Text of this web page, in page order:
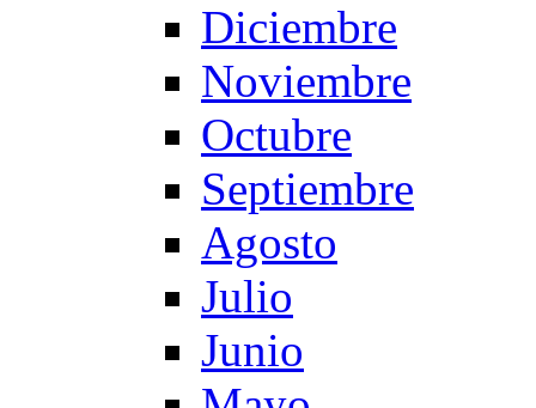
Diciembre
Noviembre
Octubre
Septiembre
Agosto
Julio
Junio